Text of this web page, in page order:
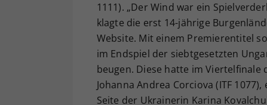
1111). „Der Wind war ein
klagte die erst 14-jährige
Website. Mit einem Premierentitel
im Endspiel der siebtgesetzten
beugen. Diese hatte im
Johanna Andrea Corciova (ITF
Seite der Ukrainerin Karina